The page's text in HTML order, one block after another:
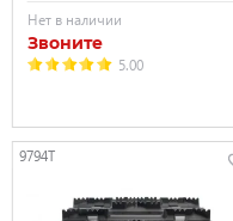
Нет в наличии
Звоните
5.00
9794T